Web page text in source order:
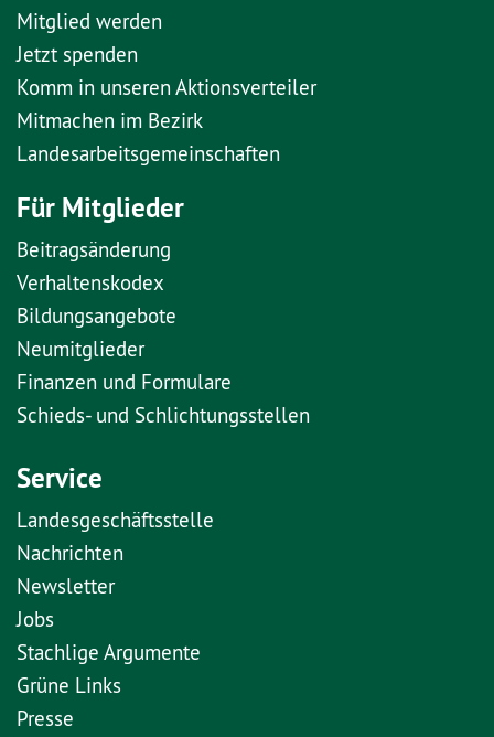
Mitglied werden
Jetzt spenden
Komm in unseren Aktionsverteiler
Mitmachen im Bezirk
Landesarbeitsgemeinschaften
Für Mitglieder
Beitragsänderung
Verhaltenskodex
Bildungsangebote
Neumitglieder
Finanzen und Formulare
Schieds- und Schlichtungsstellen
Service
Landesgeschäftsstelle
Nachrichten
Newsletter
Jobs
Stachlige Argumente
Grüne Links
Presse